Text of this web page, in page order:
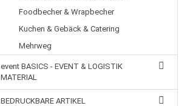
Foodbecher & Wrapbecher
Kuchen & Gebäck & Catering
Mehrweg
event BASICS - EVENT & LOGISTIK
MATERIAL
BEDRUCKBARE ARTIKEL